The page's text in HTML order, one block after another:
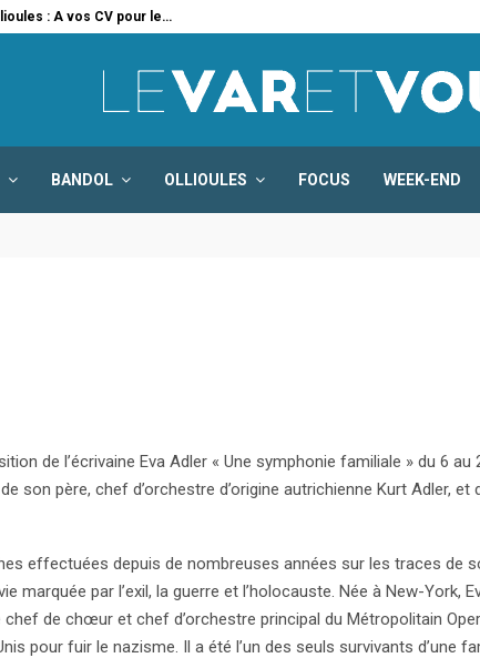
: A vos CV pour le…
BANDOL OLLIOULES FOCUS WEEK-END
de l’écrivaine Eva Adler « Une symphonie familiale » du 6 au
son père, chef d’orchestre d’origine autrichienne Kurt Adler, et
effectuées depuis de nombreuses années sur les traces de
marquée par l’exil, la guerre et l’holocauste. Née à New-York,
de chœur et chef d’orchestre principal du Métropolitain
pour fuir le nazisme. Il a été l’un des seuls survivants d’une